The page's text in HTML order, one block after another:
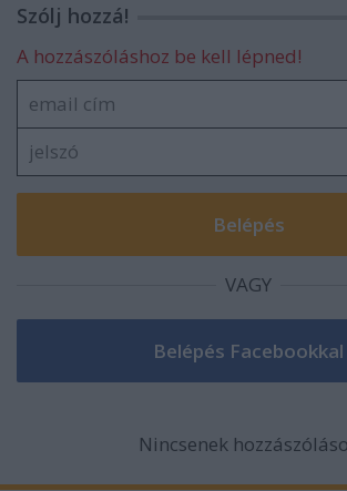
Szólj hozzá!
A hozzászóláshoz be kell lépned!
VAGY
Nincsenek